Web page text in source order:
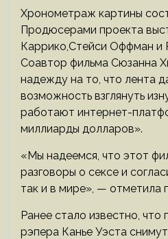
Хронометраж картины
Продюсерами проекта
Каррико,Стейси Оффман и
Соавтор фильма Сюзанна
надежду на то, что лента
возможность взглянуть
работают интернет-
миллиарды долларов».
«Мы надеемся, что этот
разговоры о сексе и
так и в мире», — отметила
Ранее стало известно, что
рэпера Канье Уэста